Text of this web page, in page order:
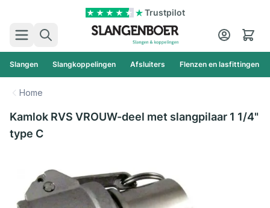
Trustpilot
Zoek
Cart
Slangen Slangkoppelingen Afsluiters Flenzen en lasfittingen
Home
Kamlok RVS VROUW-deel met slangpilaar 1 1/4"
type C